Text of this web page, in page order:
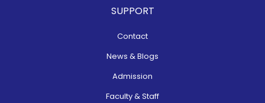
SUPPORT
Contact
News & Blogs
Admission
Faculty & Staff